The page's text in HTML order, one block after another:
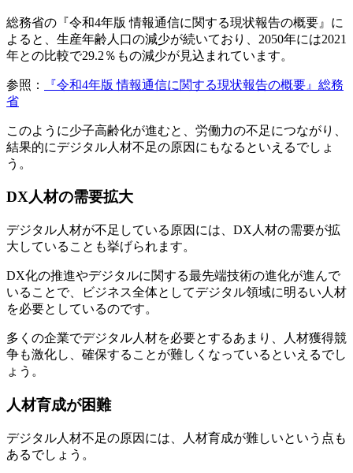
総務省の『令和4年版 情報通信に関する現状報告の概要』に
よると、生産年齢人口の減少が続いており、2050年には2021
年との比較で29.2％もの減少が見込まれています。
参照：
『令和4年版 情報通信に関する現状報告の概要』総務
省
このように少子高齢化が進むと、労働力の不足につながり、
結果的にデジタル人材不足の原因にもなるといえるでしょ
う。
DX人材の需要拡大
デジタル人材が不足している原因には、DX人材の需要が拡
大していることも挙げられます。
DX化の推進やデジタルに関する最先端技術の進化が進んで
いることで、ビジネス全体としてデジタル領域に明るい人材
を必要としているのです。
多くの企業でデジタル人材を必要とするあまり、人材獲得競
争も激化し、確保することが難しくなっているといえるでし
ょう。
人材育成が困難
デジタル人材不足の原因には、人材育成が難しいという点も
あるでしょう。